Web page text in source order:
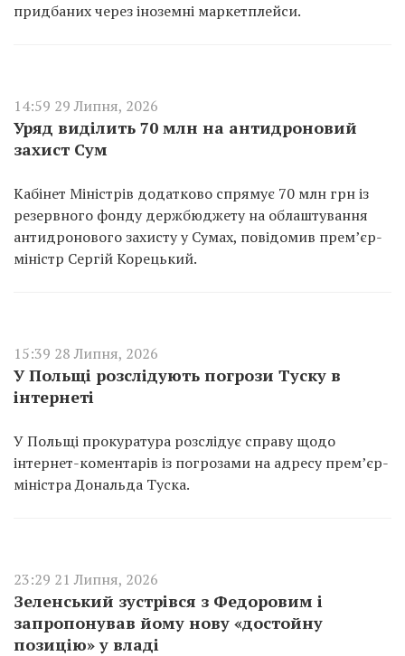
придбаних через іноземні маркетплейси.
14:59 29 Липня, 2026
Уряд виділить 70 млн на антидроновий
захист Сум
Кабінет Міністрів додатково спрямує 70 млн грн із
резервного фонду держбюджету на облаштування
антидронового захисту у Сумах, повідомив премʼєр-
міністр Сергій Корецький.
15:39 28 Липня, 2026
У Польщі розслідують погрози Туску в
інтернеті
У Польщі прокуратура розслідує справу щодо
інтернет-коментарів із погрозами на адресу прем’єр-
міністра Дональда Туска.
23:29 21 Липня, 2026
Зеленський зустрівся з Федоровим і
запропонував йому нову «достойну
позицію» у владі